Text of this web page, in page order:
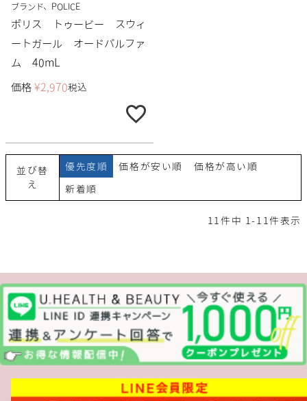
ブランド、POLICE
ポリス トゥービー スウィ
ートガール オードパルファ
ム 40mL
価格 ¥2,970税込
並び替
え
優先度順 価格が安い順 価格が高い順
新着順
11 件中 1- 11件表示